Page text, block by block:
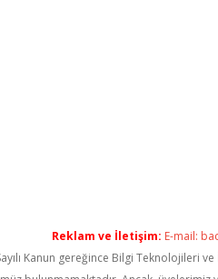
Reklam ve İletişim: E-mail:
Kanun gereğince Bilgi Teknolojileri